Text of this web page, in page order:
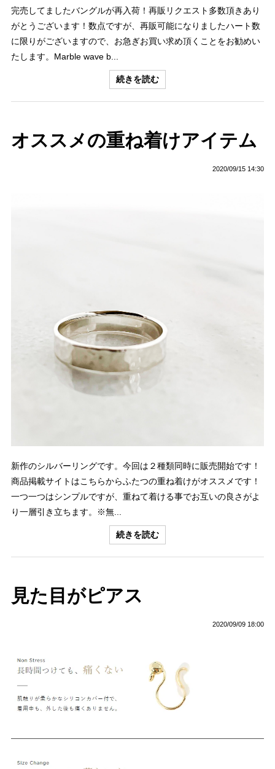
完売してましたバングルが再入荷！再販リクエスト多数頂きあり
がとうございます！数点ですが、再販可能になりましたハート数
に限りがございますので、お急ぎお買い求め頂くことをお勧めい
たします。Marble wave b...
続きを読む
オススメの重ね着けアイテム
2020/09/15 14:30
新作のシルバーリングです。今回は２種類同時に販売開始です！
商品掲載サイトはこちらからふたつの重ね着けがオススメです！
一つ一つはシンプルですが、重ねて着ける事でお互いの良さがよ
り一層引き立ちます。※無...
続きを読む
見た目がピアス
2020/09/09 18:00